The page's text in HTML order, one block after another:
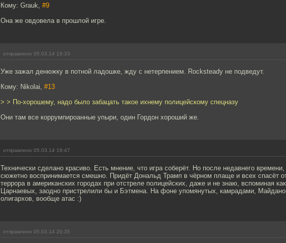
Кому: Grauk, #9
Она же овдовела в прошлой игре.
отправлено 05.03.14 19:33
Уже зажал денюжку в потной ладошке, жду с нетерпением. Rocksteady не подведут.
Кому: Nikolai, #13
> > По-хорошему, надо было забацать такое ихнему полицейскому спецназу
Они там все коррумпироанные упыри, один Гордон хороший же.
отправлено 05.03.14 19:47
Технически сделано красиво. Есть мнение, что игра соберёт. Но после недавнего
сюжетно воспринимается смешно. Придёт Дональд Трамп в чёрном плаще и всех спасёт
террора в американских городах при отстреле полицейских, даже и не знаю, вспоминая
Царнаевых, заодно пристрелили бы и Бэтмена. На фоне упомянутых, камрадами,
олигархов, вообще атас :)
отправлено 05.03.14 20:35